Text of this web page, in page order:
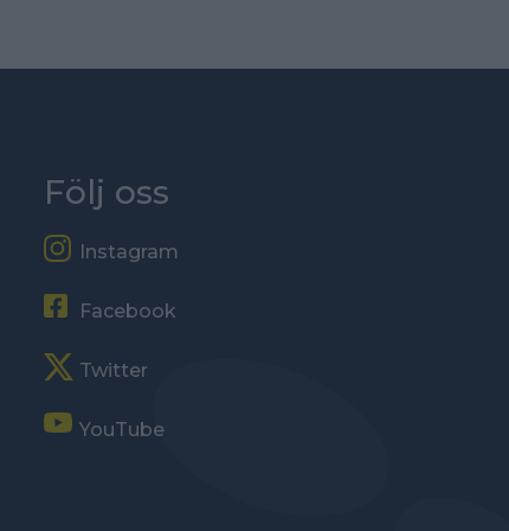
Följ oss
Instagram
Facebook
Twitter
YouTube